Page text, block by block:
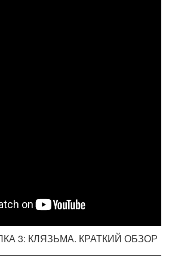
3: КЛЯЗЬМА. КРАТКИЙ ОБЗОР